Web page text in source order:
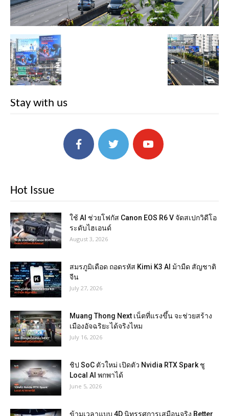
Stay with us
Hot Issue
ใช้ AI ช่วยโฟกัส Canon EOS R6 V จัดสเปกวิดีโอ
ระดับไฮเอนด์
August 3, 2026
สมรภูมิเดือด ถอดรหัส Kimi K3 AI ม้ามืด สัญชาติ
จีน
July 27, 2026
Muang Thong Next เน็ตที่แรงขึ้น จะช่วยสร้าง
เมืองอัจฉริยะได้จริงไหม
July 16, 2026
ชิป SoC ตัวใหม่ เปิดตัว Nvidia RTX Spark ชู
Local AI พกพาได้
June 5, 2026
ข้ามเวลาแบบ 4D นิทรรศการเสมือนจริง Better